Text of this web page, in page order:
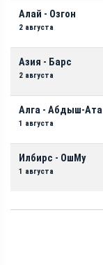
Алай - Озгон
2 августа
Азия - Барс
2 августа
Алга - Абдыш-Ата
1 августа
Илбирс - ОшМу
1 августа